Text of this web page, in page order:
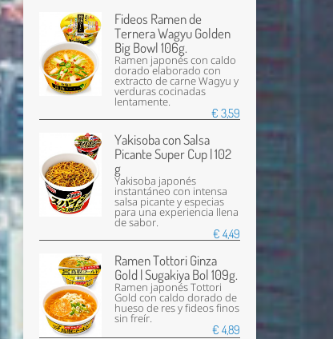
Fideos Ramen de
Ternera Wagyu Golden
Big Bowl 106g.
Ramen japonés con caldo
dorado elaborado con
extracto de carne Wagyu y
verduras cocinadas
lentamente.
€ 3,59
Yakisoba con Salsa
Picante Super Cup | 102
g
Yakisoba japonés
instantáneo con intensa
salsa picante y especias
para una experiencia llena
de sabor.
€ 4,49
Ramen Tottori Ginza
Gold | Sugakiya Bol 109g.
Ramen japonés Tottori
Gold con caldo dorado de
hueso de res y fideos finos
sin freír.
€ 4,89